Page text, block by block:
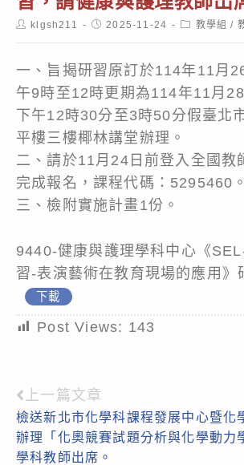
Postklgsh211
Post2025-11-24
Post教學組 /
一、旨揭研習原訂於114年11月
午9時至12時更期為114年11月28
下午12時30分至3時50分假臺北
平樓三樓椰林講堂辦理。
二、請於11月24日前登入全國教
完成報名，課程代碼：5295460。
三、檢附實施計畫1份。
9440-健康與護理學科中心《
習-表演藝術在教育現場的應用》
下載
Post Views: 143
Read
more
articles
上一篇文章
檢送新北市化學科課程發展中心暨化
辦理「化奧競賽試題分析與化學動力
學科教師出席。